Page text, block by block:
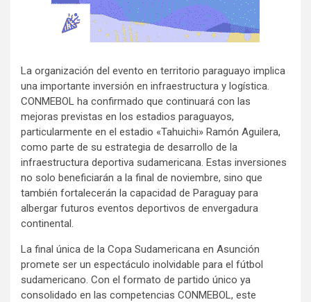
La organización del evento en territorio paraguayo implica
una importante inversión en infraestructura y logística.
CONMEBOL ha confirmado que continuará con las
mejoras previstas en los estadios paraguayos,
particularmente en el estadio «Tahuichi» Ramón Aguilera,
como parte de su estrategia de desarrollo de la
infraestructura deportiva sudamericana. Estas inversiones
no solo beneficiarán a la final de noviembre, sino que
también fortalecerán la capacidad de Paraguay para
albergar futuros eventos deportivos de envergadura
continental.
La final única de la Copa Sudamericana en Asunción
promete ser un espectáculo inolvidable para el fútbol
sudamericano. Con el formato de partido único ya
consolidado en las competencias CONMEBOL, este